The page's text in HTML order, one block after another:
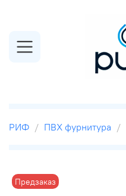
РИФ ПВХ фурнитура
Предзаказ